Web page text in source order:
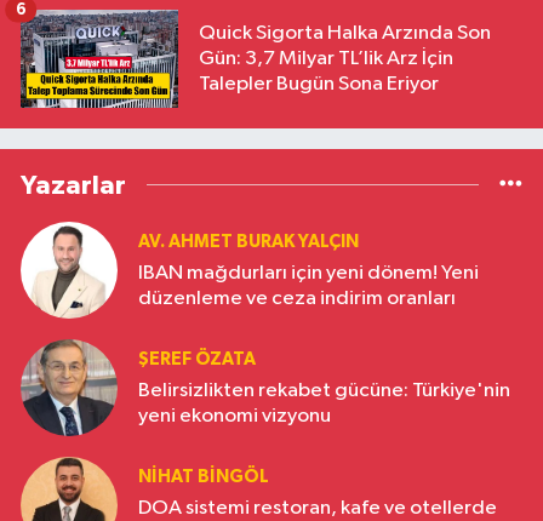
Quick Sigorta Halka Arzında Son
Gün: 3,7 Milyar TL’lik Arz İçin
Talepler Bugün Sona Eriyor
6
Yazarlar
AV. AHMET BURAK YALÇIN
IBAN mağdurları için yeni dönem! Yeni
düzenleme ve ceza indirim oranları
ŞEREF ÖZATA
Belirsizlikten rekabet gücüne: Türkiye'nin
yeni ekonomi vizyonu
NIHAT BINGÖL
DOA sistemi restoran, kafe ve otellerde